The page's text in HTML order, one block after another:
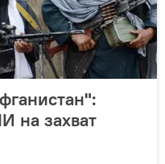
на захват